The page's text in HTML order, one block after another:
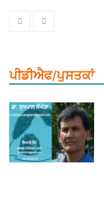
ਪੀਡੀਐਫ/ਪੁਸਤਕਾਂ